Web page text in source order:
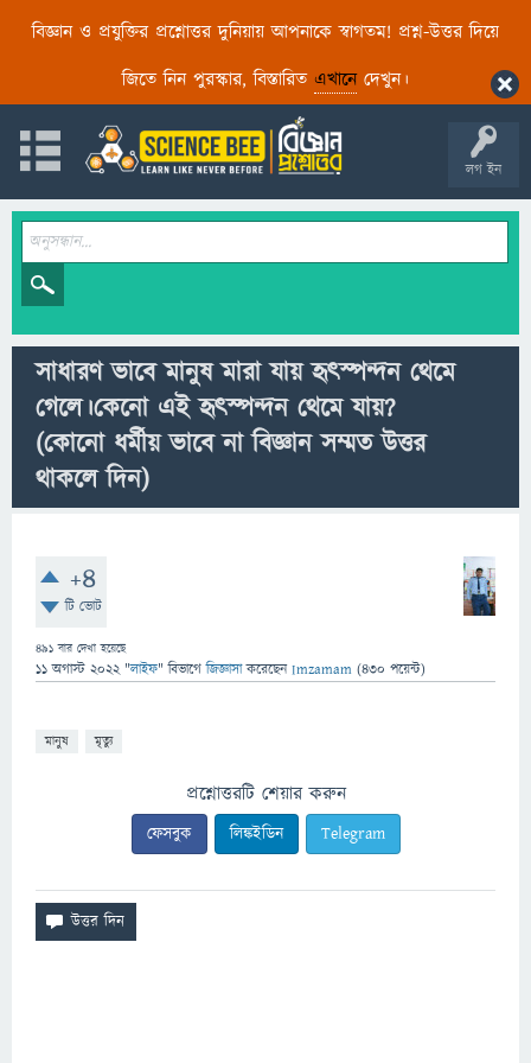
বিজ্ঞান ও প্রযুক্তির প্রশ্নোত্তর দুনিয়ায় আপনাকে স্বাগতম! প্রশ্ন-উত্তর দিয়ে
জিতে নিন পুরস্কার, বিস্তারিত এখানেদেখুন।
লগ ইন
সাধারণ ভাবে মানুষ মারা যায় হৃৎস্পন্দন থেমে
গেলে।কেনো এই হৃৎস্পন্দন থেমে যায়?
(কোনো ধর্মীয় ভাবে না বিজ্ঞান সম্মত উত্তর
থাকলে দিন)
+4
টি ভোট
491 বার দেখা হয়েছে
11 অগাস্ট 2022 "লাইফ" বিভাগে জিজ্ঞাসাকরেছেনImzamam (430 পয়েন্ট)
মানুষ মৃত্যু
প্রশ্নোত্তরটি শেয়ার করুন
ফেসবুক লিঙ্কইডিন Telegram